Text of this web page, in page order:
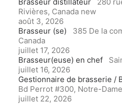
Rivières, Canada new
août 3, 2026
Brasseur (se)
385 De la
Canada
juillet 17, 2026
Brasseur(euse) en chef
juillet 16, 2026
Gestionnaire de brasserie /
Bd Perrot #300, Notre-
juillet 22, 2026